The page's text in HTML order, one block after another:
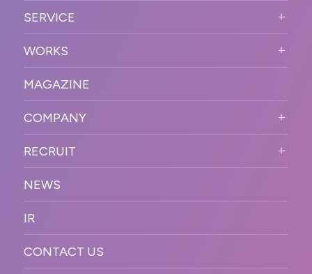
PURPOSE
VISION
OUR DNA
SERVICE
STRONG POINT
BUSINESS DOMAIN
SOLUTION
WORKFLOW
WORKS
オンラインイベント
SNSプロモーション
プラットフォーム販
促
デジタル制作・映像
制作
PR
カンファレンス・展示会・アワ
ESPORTS・ゲームプロモーシ
MAGAZINE
COMPANY
COMPANY INFORMATION
MESSAGE
OFFICER
ACCESS
ORGANIZATION CHART
RECRUIT
新卒採用
キャリア採用
NEWS
IR
CONTACT US